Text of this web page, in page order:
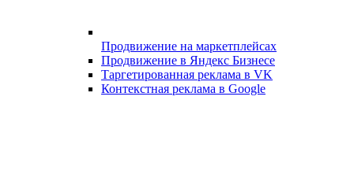
Продвижение на маркетплейсах
Продвижение в Яндекс Бизнесе
Таргетированная реклама в VK
Контекстная реклама в Google